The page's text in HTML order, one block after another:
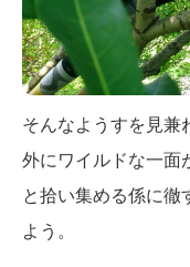
そんなようすを見兼
外にワイルドな一面
と拾い集める係に徹
よう。